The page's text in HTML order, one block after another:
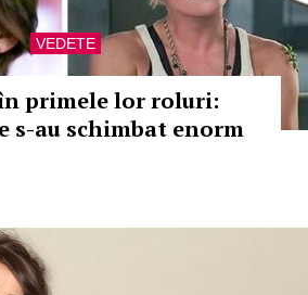
VEDETE
primele lor roluri:
s-au schimbat enorm